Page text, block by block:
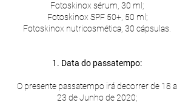
Fotoskinox sérum, 30 ml;​
Fotoskinox SPF 50+, 50 ml;​
Fotoskinox nutricosmética, 30 cápsulas.
1. Data do passatempo:
O presente passatempo irá decorrer de 18 a
23 de Junho de 2020;